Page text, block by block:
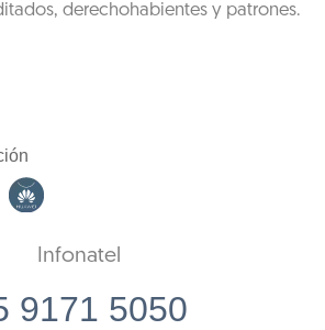
derechohabientes y patrones.
Infonatel
9171 5050